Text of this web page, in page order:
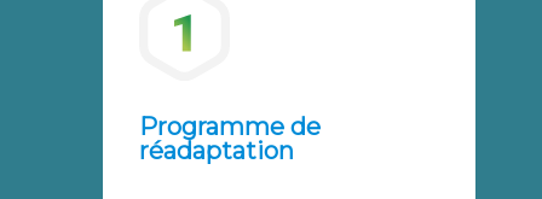
Programme de
réadaptation